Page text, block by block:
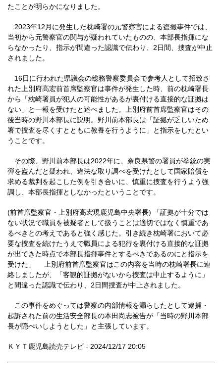
たことが明らかになりました。
2023年12月に発生した枕崎署の元警察官による盗撮事件では、
当初から元警察官の関与が疑われていたものの、本部長指揮にな
らなかったり、指示が間違った認識で伝わり、2日間、捜査が中止
されました。
16日に行われた県議会の総務警察委員会で参考人として招致さ
れた上別府高宏前首席監察官は事件が発生した時、前の枕崎署長
から「枕崎署員が犯人の可能性があるが裏付ける直接的な証拠は
ない」と一報を受けたと述べました。上別府前首席監察官はその
後当時の野川本部長に説明。野川前本部長は「証拠が乏しいため
署で捜査を尽くすとともに教養を行うように」と指示をしたとい
うことです。
その際、野川前本部長は2022年に、奈良県警の署員が拳銃の実
弾を盗んだと疑われ、違法な取り調べを受けたとして国家賠償を
求める裁判を起こした例を引き合いに、慎重に捜査を行うよう強
調し、本部長指揮としなかったということです。
(前首席監察官・上別府高宏現鹿児島中央署長) 「証拠が十分では
ない状況で職員を被疑者として扱うことは適切ではなく慎重であ
るべきとの考えであると強く感じた。引き続き枕崎署において必
要な捜査を続けたうえで職員による犯行を裏付ける直接的な証拠
が出てきた時点で本部長指揮事件とするべきであるのにと指示を
受けた」 上別府前首席監察官はこの内容を当時の枕崎署長に連
絡しましたが、「客観的証拠がないから捜査は中止するように」
と間違った認識で伝わり、2日間捜査が中止されました。
この事件をめぐっては警察の内部情報を漏らしたとして逮捕・
起訴された前の生活安全部長の本田尚志被告が「当時の野川本部
長が隠ぺいしようとした」と主張しています。
ＫＹＴ鹿児島読売テレビ - 2024/12/17 20:05